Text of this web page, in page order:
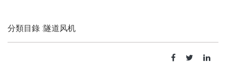
分類目錄 :隧道风机